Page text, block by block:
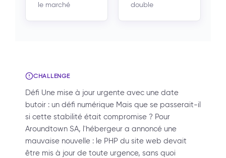
le marché
double
CHALLENGE
Défi Une mise à jour urgente avec une date
butoir : un défi numérique Mais que se passerait-il
si cette stabilité était compromise ? Pour
Aroundtown SA, l'hébergeur a annoncé une
mauvaise nouvelle : le PHP du site web devait
être mis à jour de toute urgence, sans quoi